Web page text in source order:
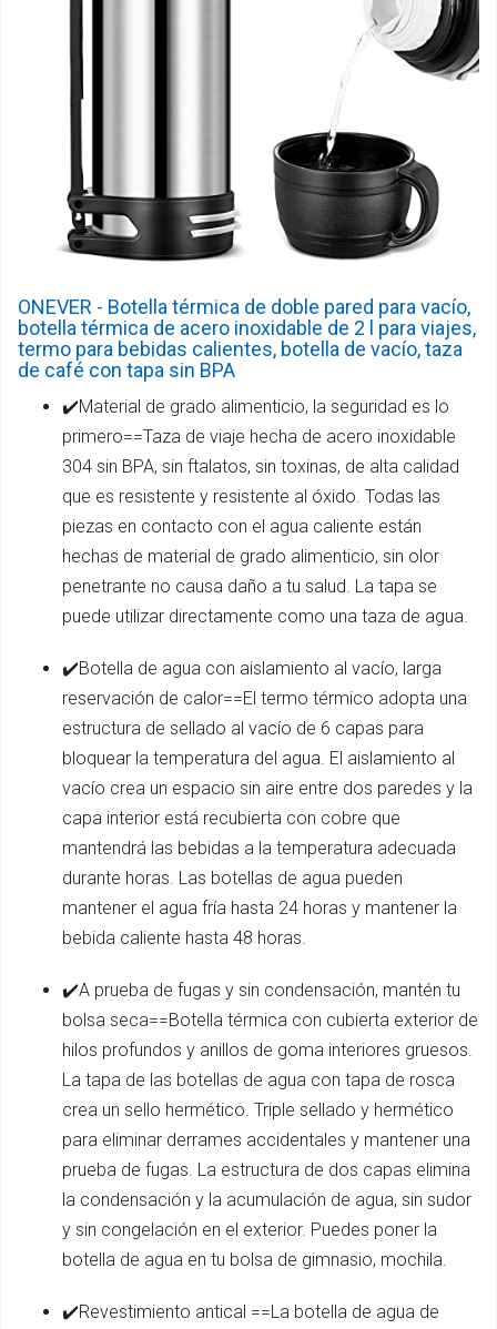
ONEVER - Botella térmica de doble pared para vacío,
botella térmica de acero inoxidable de 2 l para viajes,
termo para bebidas calientes, botella de vacío, taza
de café con tapa sin BPA
✔️Material de grado alimenticio, la seguridad es lo
primero==Taza de viaje hecha de acero inoxidable
304 sin BPA, sin ftalatos, sin toxinas, de alta calidad
que es resistente y resistente al óxido. Todas las
piezas en contacto con el agua caliente están
hechas de material de grado alimenticio, sin olor
penetrante no causa daño a tu salud. La tapa se
puede utilizar directamente como una taza de agua.
✔️Botella de agua con aislamiento al vacío, larga
reservación de calor==El termo térmico adopta una
estructura de sellado al vacío de 6 capas para
bloquear la temperatura del agua. El aislamiento al
vacío crea un espacio sin aire entre dos paredes y la
capa interior está recubierta con cobre que
mantendrá las bebidas a la temperatura adecuada
durante horas. Las botellas de agua pueden
mantener el agua fría hasta 24 horas y mantener la
bebida caliente hasta 48 horas.
✔️A prueba de fugas y sin condensación, mantén tu
bolsa seca==Botella térmica con cubierta exterior de
hilos profundos y anillos de goma interiores gruesos.
La tapa de las botellas de agua con tapa de rosca
crea un sello hermético. Triple sellado y hermético
para eliminar derrames accidentales y mantener una
prueba de fugas. La estructura de dos capas elimina
la condensación y la acumulación de agua, sin sudor
y sin congelación en el exterior. Puedes poner la
botella de agua en tu bolsa de gimnasio, mochila.
✔️Revestimiento antical ==La botella de agua de